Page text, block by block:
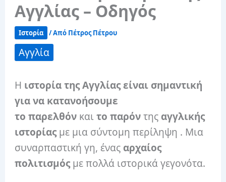
Αγγλίας – Οδηγός
Ιστορία / Από Πέτρος Πέτρου
Αγγλία
Η ιστορία της Αγγλίας είναι σημαντική
για να κατανοήσουμε
το παρελθόν καιτο παρόντης αγγλικής
ιστορίαςμε μια σύντομη περίληψη . Μια
συναρπαστική γη, ένας αρχαίος
πολιτισμόςμε πολλά ιστορικά γεγονότα.